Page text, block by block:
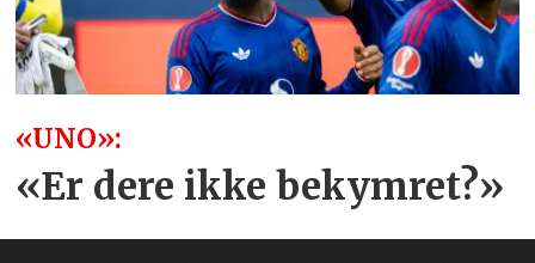
«UNO»:
«Er dere ikke bekymret?»